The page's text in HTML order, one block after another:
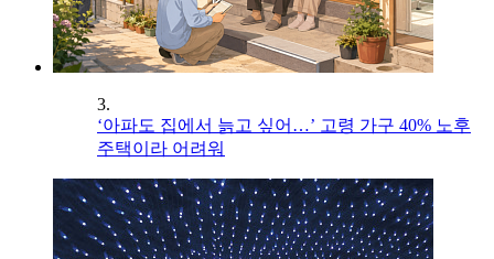
3.
‘아파도 집에서 늙고 싶어…’ 고령 가구 40% 노후
주택이라 어려워